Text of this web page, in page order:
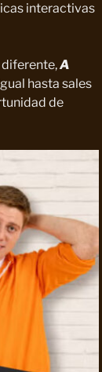
interactivas
A
hasta sales
de